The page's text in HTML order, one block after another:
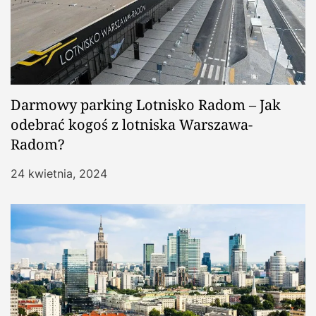
Darmowy parking Lotnisko Radom – Jak
odebrać kogoś z lotniska Warszawa-
Radom?
24 kwietnia, 2024